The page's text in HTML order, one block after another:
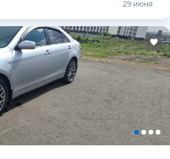
29 июня